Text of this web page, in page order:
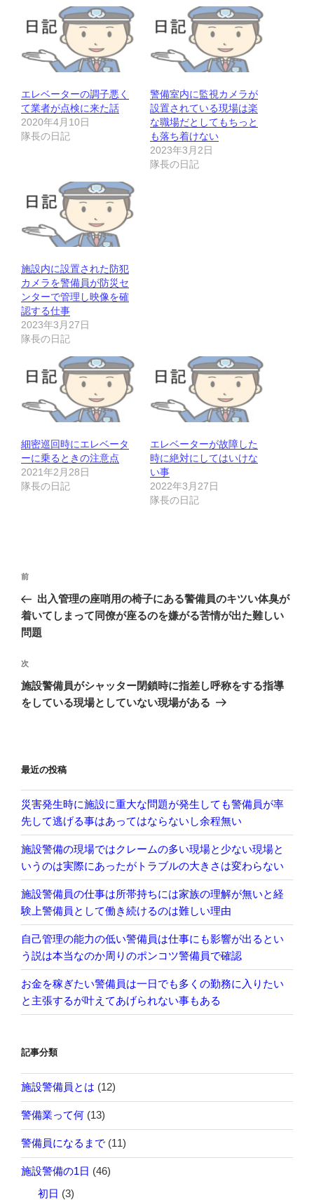
エレベーターの調子悪く
て業者が点検に来た話
2020年4月10日
隊長の日記
警備室内に監視カメラが
設置されている現場は楽
な職場だとしてもちっと
も落ち着けない
2023年3月2日
隊長の日記
施設内に設置された防犯
カメラを警備員が防災セ
ンターで管理し映像を確
認する仕事
2023年3月27日
隊長の日記
細密巡回時にエレベータ
ーに乗るときの注意点
2021年2月28日
隊長の日記
エレベーターが故障した
時に絶対にしてはいけな
い事
2022年3月27日
隊長の日記
投
ナ
ビ
ー
シ
ョ
前
の
投
稿
前
出入管理の座哨用の椅子にある警備員のキツい体臭が
着いてしまって同僚が座るのを嫌がる苦情が出た難しい
問題
次
の
投
次
施設警備員がシャッター閉鎖時に指差し呼称をする指導
をしている現場としていない現場がある
最近の投稿
災害発生時に施設に重大な問題が発生しても警備員が率
先して逃げる事はあってはならないし余程無い
施設警備の現場ではクレームの多い現場と少ない現場と
いうのは実際にあったがトラブルの大きさは変わらない
施設警備員の仕事は所帯持ちには家族の理解が無いと経
験上警備員として働き続けるのは難しい理由
自己管理の能力の低い警備員は仕事にも影響が出るとい
う説は本当なのか周りのポンコツ警備員で確認
お金を稼ぎたい警備員は一日でも多くの勤務に入りたい
と主張するが叶えてあげられない事もある
記事分類
施設警備員とは (12)
警備業って何 (13)
警備員になるまで (11)
施設警備の1日 (46)
初日 (3)